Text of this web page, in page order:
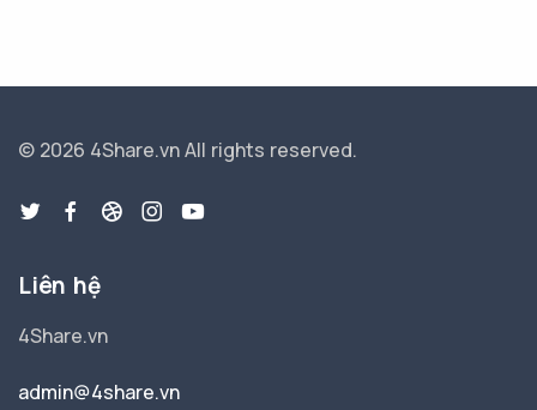
© 2026 4Share.vnAll rights reserved.
Liên hệ
4Share.vn
admin@4share.vn